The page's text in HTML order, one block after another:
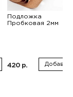
Подложка
Пробковая 2мм
420 р. Добавить